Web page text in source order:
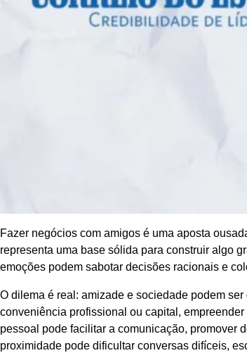
Fazer negócios com amigos é uma aposta
representa uma base sólida para construir algo
emoções podem sabotar decisões racionais e
O dilema é real: amizade e sociedade podem
conveniência profissional ou capital,
pessoal pode facilitar a comunicação, promover
proximidade pode dificultar conversas difíceis,